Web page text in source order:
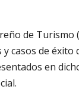
de Turismo
casos de éxito
en